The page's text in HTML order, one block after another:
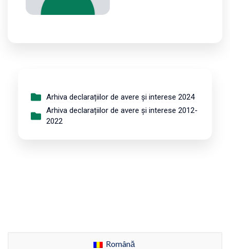
Arhiva declarațiilor de avere și interese 2024
Arhiva declarațiilor de avere și interese 2012-
2022
Română